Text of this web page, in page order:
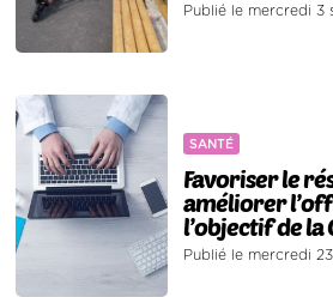
Publié le mercredi 3
SANTÉ
Favoriser le
améliorer
l’objectif de la
Publié le mercredi